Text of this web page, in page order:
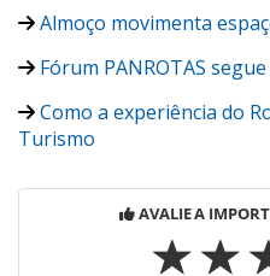
Almoço movimenta
Fórum PANROTAS
Como a experiência do
Turismo
AVALIE A